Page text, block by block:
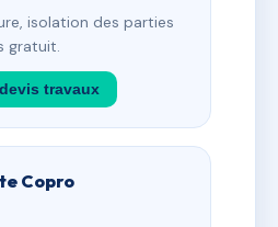
isolation des parties
gratuit.
travaux
Copro